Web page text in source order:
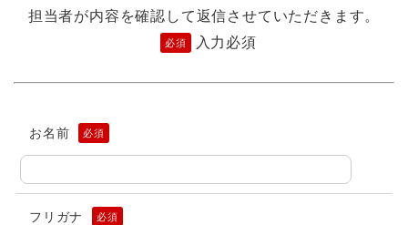
担当者が内容を確認して返信させていただきます。
必須 入力必須
お名前 必須
フリガナ 必須